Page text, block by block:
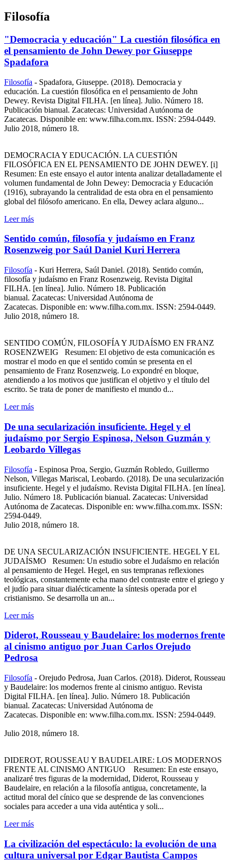
Filosofía
"Democracia y educación" La cuestión filosófica en
el pensamiento de John Dewey por Giuseppe
Spadafora
Filosofía - Spadafora, Giuseppe. (2018). Democracia y
educación. La cuestión filosófica en el pensamiento de John
Dewey. Revista Digital FILHA. [en línea]. Julio. Número 18.
Publicación bianual. Zacatecas: Universidad Autónoma de
Zacatecas. Disponible en: www.filha.com.mx. ISSN: 2594-0449.
Julio 2018, número 18.
DEMOCRACIA Y EDUCACIÓN. LA CUESTIÓN
FILOSÓFICA EN EL PENSAMIENTO DE JOHN DEWEY. [i]
Resumen: En este ensayo el autor intenta analizar detalladamente el
volumen fundamental de John Dewey: Democracia y Educación
(1916), subrayando la centralidad de esta obra en el pensamiento
global del filósofo americano. En ella, Dewey aclara alguno...
Leer más
Sentido común, filosofía y judaísmo en Franz
Rosenzweig por Saúl Daniel Kuri Herrera
Filosofía - Kuri Herrera, Saúl Daniel. (2018). Sentido común,
filosofía y judaísmo en Franz Rosenzweig. Revista Digital
FILHA. [en línea]. Julio. Número 18. Publicación
bianual. Zacatecas: Universidad Autónoma de
Zacatecas. Disponible en: www.filha.com.mx. ISSN: 2594-0449.
Julio 2018, número 18.
SENTIDO COMÚN, FILOSOFÍA Y JUDAÍSMO EN FRANZ
ROSENZWEIG Resumen: El objetivo de esta comunicación es
mostrar el modo en que el sentido común se presenta en el
pensamiento de Franz Rosenzweig. Lo expondré en bloque,
atendiendo a los motivos que justifican el objetivo y el título del
escrito. Se trata de poner de manifiesto el mundo d...
Leer más
De una secularización insuficiente. Hegel y el
judaísmo por Sergio Espinosa, Nelson Guzmán y
Leobardo Villegas
Filosofía - Espinosa Proa, Sergio, Guzmán Robledo, Guillermo
Nelson, Villegas Mariscal, Leobardo. (2018). De una secularización
insuficiente. Hegel y el judaísmo. Revista Digital FILHA. [en línea].
Julio. Número 18. Publicación bianual. Zacatecas: Universidad
Autónoma de Zacatecas. Disponible en: www.filha.com.mx. ISSN:
2594-0449.
Julio 2018, número 18.
DE UNA SECULARIZACIÓN INSUFICIENTE. HEGEL Y EL
JUDAÍSMO Resumen: Un estudio sobre el Judaísmo en relación
al pensamiento de Hegel. Hegel, en sus tempranas reflexiones
teológicas, constantemente echa mano del contraste entre el griego y
el judío para situar dialécticamente la síntesis operada por el
cristianismo. Se desarrolla un an...
Leer más
Diderot, Rousseau y Baudelaire: los modernos frente
al cinismo antiguo por Juan Carlos Orejudo
Pedrosa
Filosofía - Orejudo Pedrosa, Juan Carlos. (2018). Diderot, Rousseau
y Baudelaire: los modernos frente al cinismo antiguo. Revista
Digital FILHA. [en línea]. Julio. Número 18. Publicación
bianual. Zacatecas: Universidad Autónoma de
Zacatecas. Disponible en: www.filha.com.mx. ISSN: 2594-0449.
Julio 2018, número 18.
DIDEROT, ROUSSEAU Y BAUDELAIRE: LOS MODERNOS
FRENTE AL CINISMO ANTIGUO Resumen: En este ensayo,
analizaré tres figuras de la modernidad, Diderot, Rousseau y
Baudelaire, en relación a la filosofía antigua, concretamente, la
actitud moral del cínico que se desprende de las convenciones
sociales para acceder a una vida auténtica y soli...
Leer más
La civilización del espectáculo: la evolución de una
cultura universal por Edgar Bautista Campos